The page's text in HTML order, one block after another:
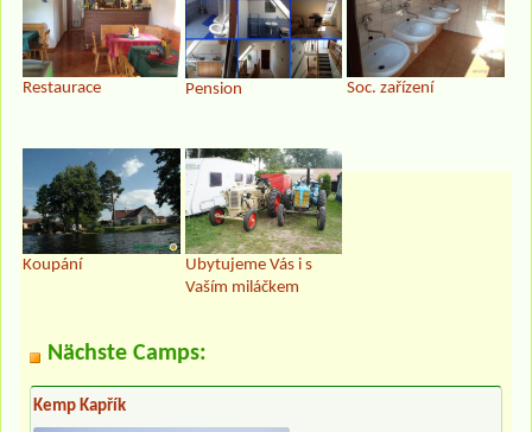
Restaurace Pension Soc. zařízení
Koupání
Ubytujeme Vás i s
Vaším miláčkem
Nächste Camps:
Kemp Kapřík